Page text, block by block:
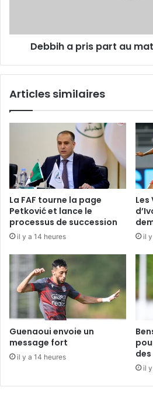
Debbih a pris part au
Articles similaires
La FAF tourne la page
Petković et lance le
processus de succession
il y a 14 heures il
Guenaoui envoie un
message fort
il y a 14 heures
il